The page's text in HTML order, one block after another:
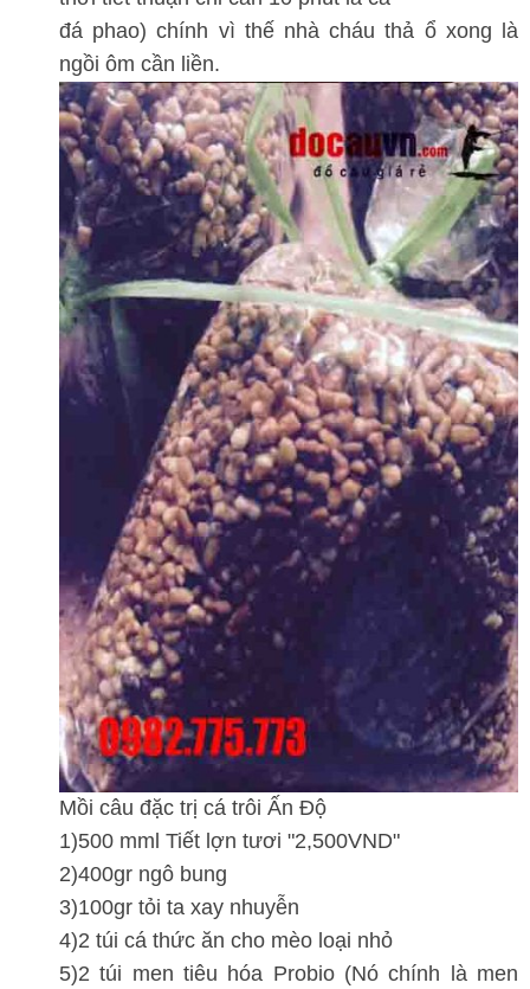
đá phao) chính vì thế nhà cháu thả ổ xong là
ngồi ôm cần liền.
Mồi câu đặc trị cá trôi Ấn Độ
1)500 mml Tiết lợn tươi "2,500VND"
2)400gr ngô bung
3)100gr tỏi ta xay nhuyễn
4)2 túi cá thức ăn cho mèo loại nhỏ
5)2 túi men tiêu hóa Probio (Nó chính là men